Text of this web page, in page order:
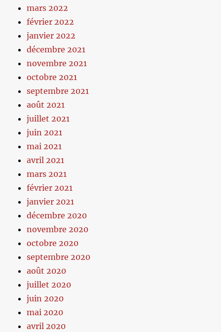
mars 2022
février 2022
janvier 2022
décembre 2021
novembre 2021
octobre 2021
septembre 2021
août 2021
juillet 2021
juin 2021
mai 2021
avril 2021
mars 2021
février 2021
janvier 2021
décembre 2020
novembre 2020
octobre 2020
septembre 2020
août 2020
juillet 2020
juin 2020
mai 2020
avril 2020